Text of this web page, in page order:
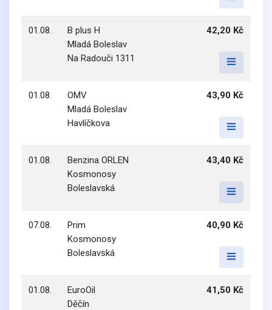
01.08.
B plus H
Mladá Boleslav
Na Radouči 1311
42,20 Kč
01.08.
OMV
Mladá Boleslav
Havlíčkova
43,90 Kč
01.08.
Benzina ORLEN
Kosmonosy
Boleslavská
43,40 Kč
07.08.
Prim
Kosmonosy
Boleslavská
40,90 Kč
01.08.
EuroOil
Děčín
41,50 Kč